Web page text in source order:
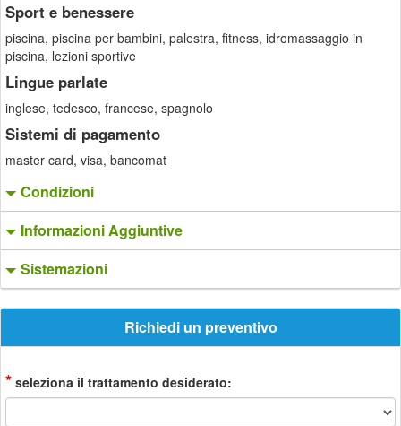
Sport e benessere
piscina, piscina per bambini, palestra, fitness, idromassaggio in
piscina, lezioni sportive
Lingue parlate
inglese, tedesco, francese, spagnolo
Sistemi di pagamento
master card, visa, bancomat
Condizioni
Informazioni Aggiuntive
Sistemazioni
Richiedi un preventivo
* seleziona il trattamento desiderato: